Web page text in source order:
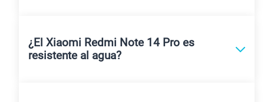
¿El Xiaomi Redmi Note 14 Pro es
resistente al agua?